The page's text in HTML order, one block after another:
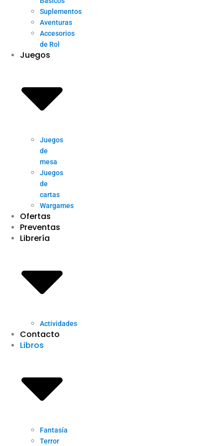
Suplementos
Aventuras
Accesorios
de Rol
Juegos
Juegos
de
mesa
Juegos
de
cartas
Wargames
Ofertas
Preventas
Librería
Actividades
Contacto
Libros
Fantasía
Terror